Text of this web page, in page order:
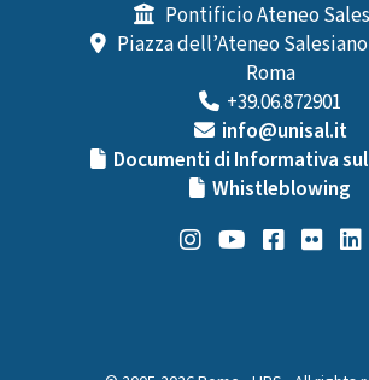
Pontificio Ateneo
Piazza dell’Ateneo
Roma
+39.06.872901
info@unisal.it
Documenti di Informativa
Whistleblowing